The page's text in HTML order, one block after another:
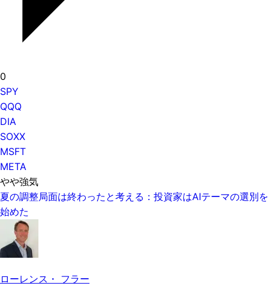
0
SPY
QQQ
DIA
SOXX
MSFT
META
やや強気
夏の調整局面は終わったと考える：投資家はAIテーマの選別を
始めた
ローレンス・ フラー